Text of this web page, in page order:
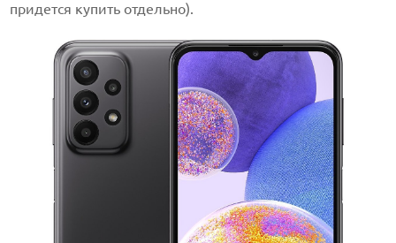
придется купить отдельно).